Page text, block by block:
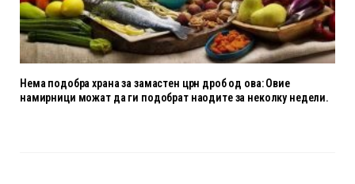
Нема подобра храна за замастен црн дроб од ова: Овие
намирници можат да ги подобрат наодите за неколку недели.